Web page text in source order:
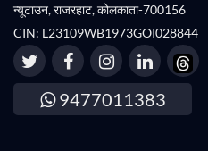
न्यूटाउन, राजरहाट, कोलकाता-700156
CIN: L23109WB1973GOI028844
9477011383